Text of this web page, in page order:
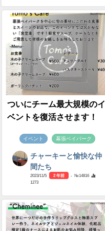
ついにチーム最大規模のイ
ベントを復活させます！
イベント 幕張ベイパーク
チャーキーと愉快な仲
間たち
2023/11/5 2 年前
- №14816
1273